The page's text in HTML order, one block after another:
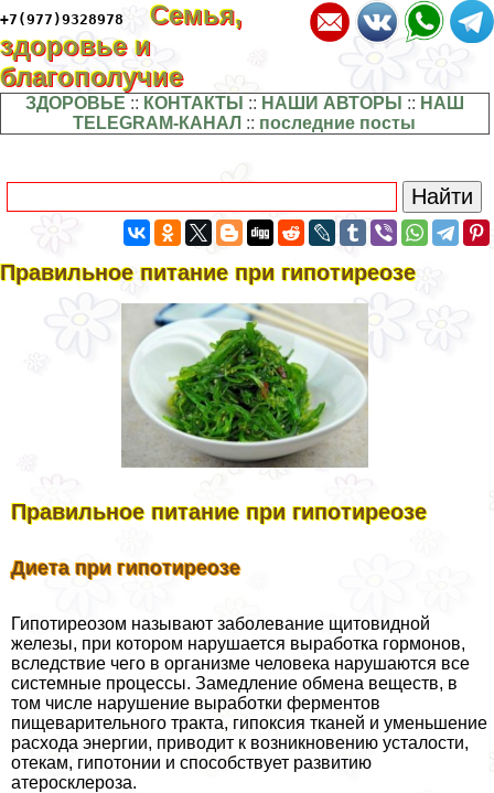
+7(977)9328978
Семья,
здоровье и
благополучие
ЗДОРОВЬЕ :: КОНТАКТЫ :: НАШИ АВТОРЫ :: НАШ
TELEGRAM-КАНАЛ :: последние посты
Правильное питание при гипотиреозе
Правильное питание при гипотиреозе
Диета при гипотиреозе
Гипотиреозом называют заболевание щитовидной
железы, при котором нарушается выработка гормонов,
вследствие чего в организме человека нарушаются все
системные процессы. Замедление обмена веществ, в
том числе нарушение выработки ферментов
пищеварительного тpaкта, гипоксия тканей и уменьшение
расхода энергии, приводит к возникновению усталости,
отекам, гипотонии и способствует развитию
атеросклероза.